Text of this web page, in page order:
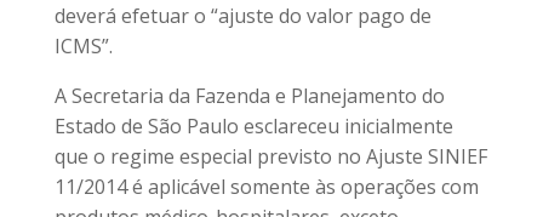
deverá efetuar o “ajuste do valor pago de
ICMS”.
A Secretaria da Fazenda e Planejamento do
Estado de São Paulo esclareceu inicialmente
que o regime especial previsto no Ajuste SINIEF
11/2014 é aplicável somente às operações com